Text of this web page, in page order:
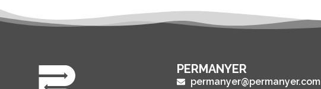
PERMANYER
permanyer@permanyer.com